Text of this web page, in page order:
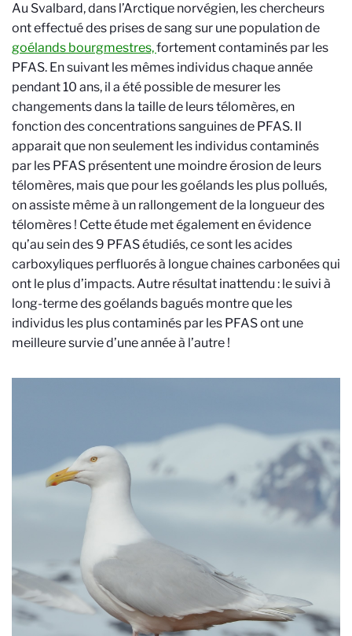
Au Svalbard, dans l’Arctique norvégien, les chercheurs
ont effectué des prises de sang sur une population de
goélands bourgmestres,fortement contaminés par les
PFAS. En suivant les mêmes individus chaque année
pendant 10 ans, il a été possible de mesurer les
changements dans la taille de leurs télomères, en
fonction des concentrations sanguines de PFAS. Il
apparait que non seulement les individus contaminés
par les PFAS présentent une moindre érosion de leurs
télomères, mais que pour les goélands les plus pollués,
on assiste même à un rallongement de la longueur des
télomères ! Cette étude met également en évidence
qu’au sein des 9 PFAS étudiés, ce sont les acides
carboxyliques perfluorés à longue chaines carbonées qui
ont le plus d’impacts. Autre résultat inattendu : le suivi à
long-terme des goélands bagués montre que les
individus les plus contaminés par les PFAS ont une
meilleure survie d’une année à l’autre !